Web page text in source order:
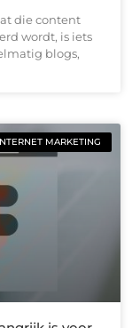
die content
wordt, is iets
blogs,
MARKETING